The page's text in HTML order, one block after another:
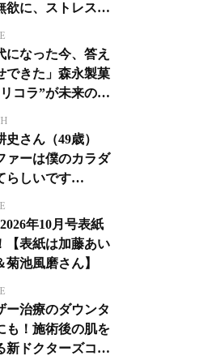
欲に、ストレスを
になった今、答え
できた」森永製菓
コラ”が未来のキ
史さん（49歳）
ァーは僕のカラダ
らしいです
への挑戦
年10月号表紙
【表紙は加藤あい
菊池風磨さん】
ー治療のダウンタ
も！施術後の肌を
新ドクターズコス